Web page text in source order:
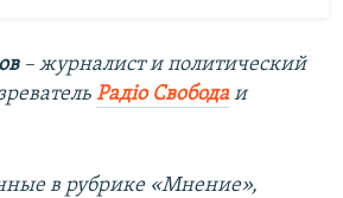
– журналист и политический
Радіо Свободаи
в рубрике «Мнение»,